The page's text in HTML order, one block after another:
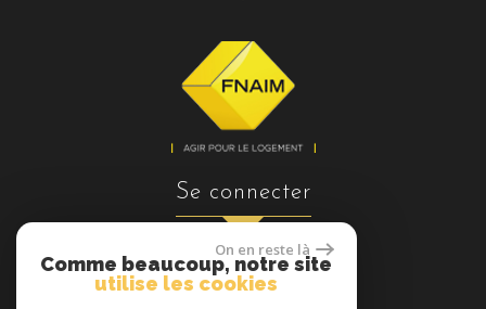
se connecter
On en reste là
Comme beaucoup, notre site
utilise les cookies